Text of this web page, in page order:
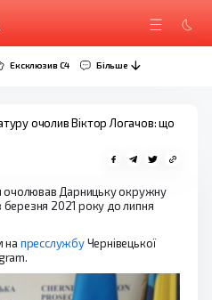
Ексклюзив C4 Більше
очолив Віктор Логачов: що
очолював Дарницьку окружну
2021 року до липня
на пресслужбуЧернівецької